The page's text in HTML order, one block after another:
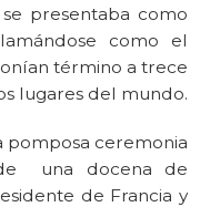
presentaba como
como el
término a trece
lugares del mundo.
pomposa ceremonia
una docena de
de Francia y